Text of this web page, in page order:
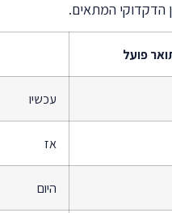
הדקדוקי המתאים.
פועל
עכשיו
אז
היום